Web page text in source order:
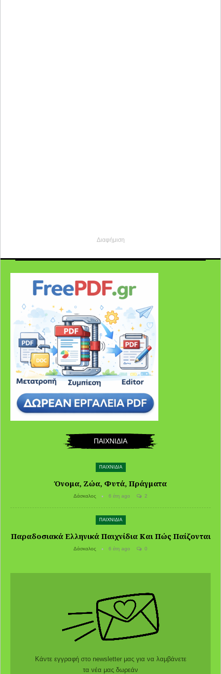
Διαφήμιση
ΠΑΙΧΝΙΔΙΑ
ΠΑΙΧΝΙΔΙΑ
Όνομα, Ζώα, Φυτά, Πράγματα
Δάσκαλος 6 έτη ago 2
ΠΑΙΧΝΙΔΙΑ
Παραδοσιακά Ελληνικά Παιχνίδια Και Πώς Παίζονται
Δάσκαλος 6 έτη ago 0
Κάντε εγγραφή στο newsletter μας για να λαμβάνετε
τα νέα μας δωρεάν